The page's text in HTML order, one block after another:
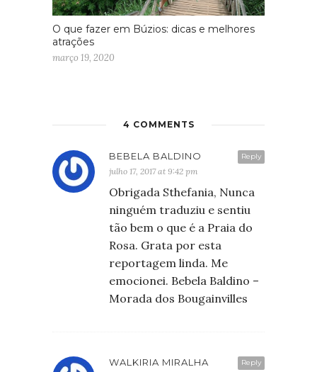
O que fazer em Búzios: dicas e melhores
atrações
março 19, 2020
4 COMMENTS
Reply
BEBELA BALDINO
julho 17, 2017 at 9:42 pm
Obrigada Sthefania, Nunca
ninguém traduziu e sentiu
tão bem o que é a Praia do
Rosa. Grata por esta
reportagem linda. Me
emocionei. Bebela Baldino –
Morada dos Bougainvilles
Reply
WALKIRIA MIRALHA